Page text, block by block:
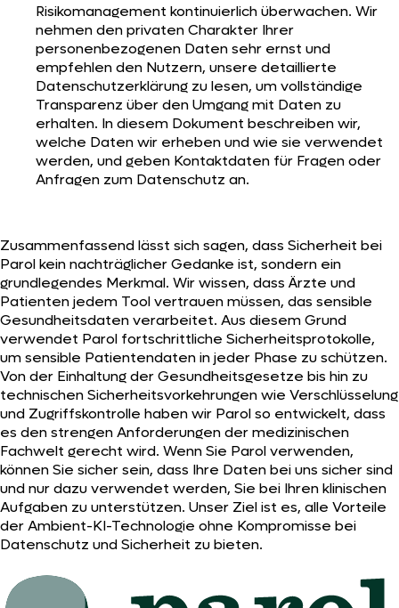
Risikomanagement kontinuierlich überwachen. Wir
nehmen den privaten Charakter Ihrer
personenbezogenen Daten sehr ernst und
empfehlen den Nutzern, unsere detaillierte
Datenschutzerklärung zu lesen, um vollständige
Transparenz über den Umgang mit Daten zu
erhalten. In diesem Dokument beschreiben wir,
welche Daten wir erheben und wie sie verwendet
werden, und geben Kontaktdaten für Fragen oder
Anfragen zum Datenschutz an.
Zusammenfassend lässt sich sagen, dass Sicherheit bei
Parol kein nachträglicher Gedanke ist, sondern ein
grundlegendes Merkmal. Wir wissen, dass Ärzte und
Patienten jedem Tool vertrauen müssen, das sensible
Gesundheitsdaten verarbeitet. Aus diesem Grund
verwendet Parol fortschrittliche Sicherheitsprotokolle,
um sensible Patientendaten in jeder Phase zu schützen.
Von der Einhaltung der Gesundheitsgesetze bis hin zu
technischen Sicherheitsvorkehrungen wie Verschlüsselung
und Zugriffskontrolle haben wir Parol so entwickelt, dass
es den strengen Anforderungen der medizinischen
Fachwelt gerecht wird. Wenn Sie Parol verwenden,
können Sie sicher sein, dass Ihre Daten bei uns sicher sind
und nur dazu verwendet werden, Sie bei Ihren klinischen
Aufgaben zu unterstützen. Unser Ziel ist es, alle Vorteile
der Ambient-KI-Technologie ohne Kompromisse bei
Datenschutz und Sicherheit zu bieten.